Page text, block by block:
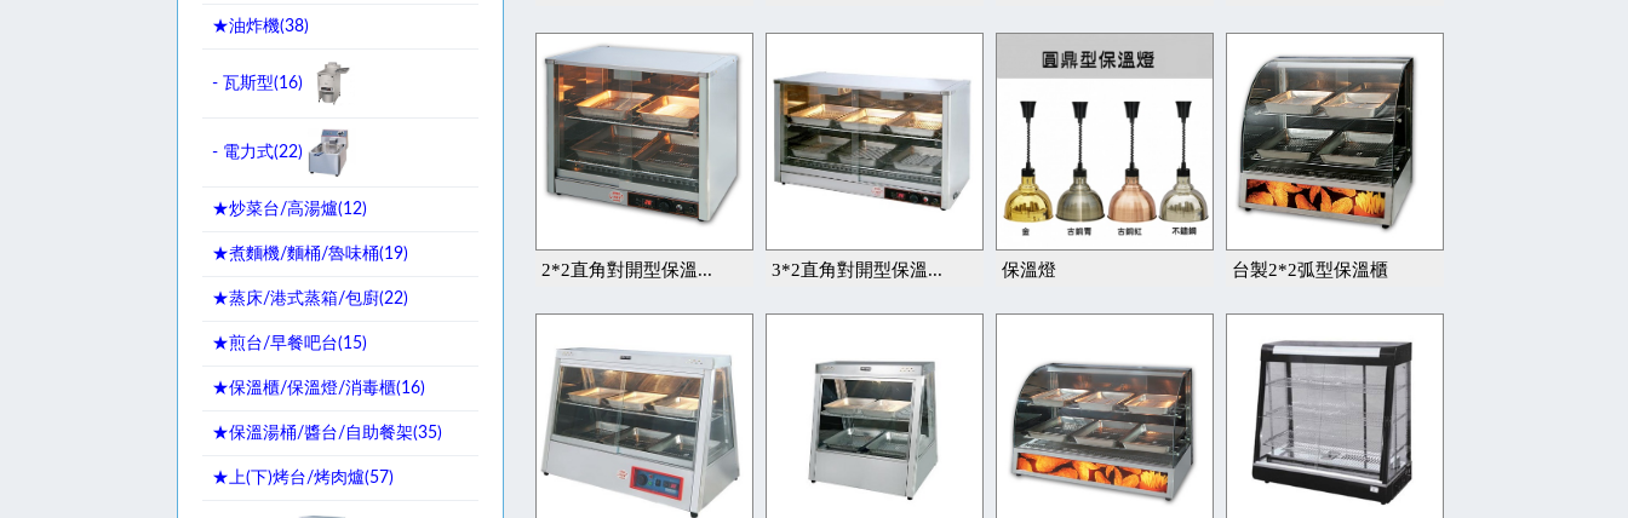
★油炸機(38)
- 瓦斯型(16)
- 電力式(22)
★炒菜台/高湯爐(12)
★煮麵機/麵桶/魯味桶(19)
★蒸床/港式蒸箱/包廚(22)
★煎台/早餐吧台(15)
★保溫櫃/保溫燈/消毒櫃(16)
★保溫湯桶/醬台/自助餐架(35)
★上(下)烤台/烤肉爐(57)
2*2直角對開型保溫... 3*2直角對開型保溫... 保溫燈 台製2*2弧型保溫櫃